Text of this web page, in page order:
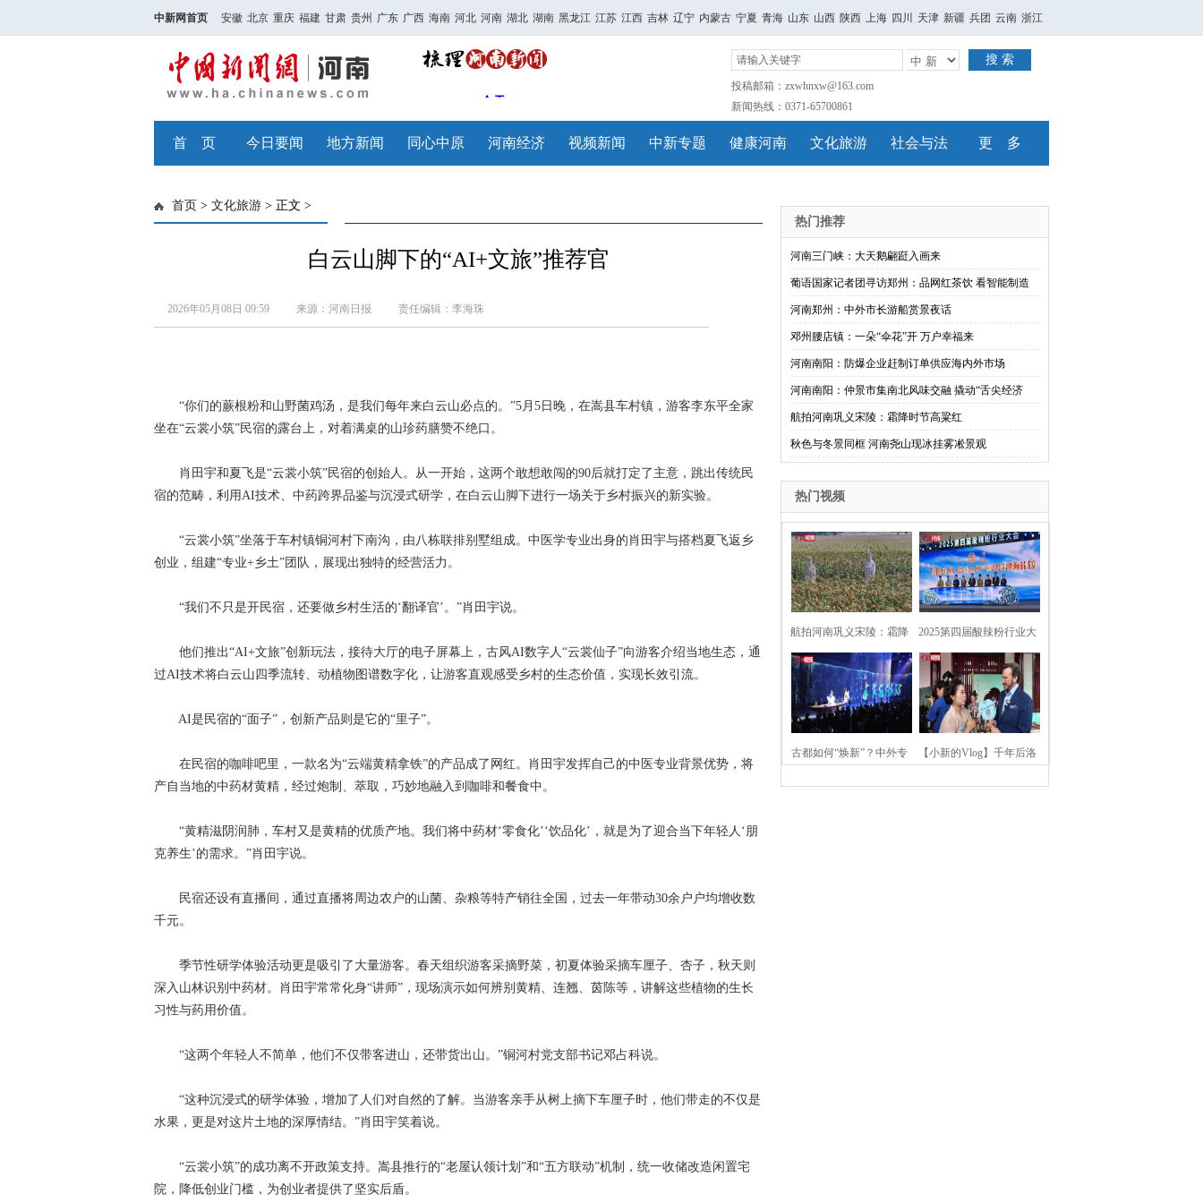
中新网首页 安徽 北京 重庆 福建 甘肃 贵州 广东 广西 海南 河北 河南 湖北 湖南 黑龙江 江苏 江西 吉林 辽宁 内蒙古 宁夏 青海 山东 山西 陕西 上海 四川 天津 新疆 兵团 云南 浙江
搜 索
投稿邮箱：zxwhnxw@163.com
新闻热线：0371-65700861
首 页 今日要闻 地方新闻 同心中原 河南经济 视频新闻 中新专题 健康河南 文化旅游 社会与法 更 多
首页 > 文化旅游 > 正文 >
白云山脚下的“AI+文旅”推荐官
2026年05月08日 09:59 来源：河南日报 责任编辑：李海珠
“你们的蕨根粉和山野菌鸡汤，是我们每年来白云山必点的。”5月5日晚，在嵩县车村镇，游客李东平全家
坐在“云裳小筑”民宿的露台上，对着满桌的山珍药膳赞不绝口。
肖田宇和夏飞是“云裳小筑”民宿的创始人。从一开始，这两个敢想敢闯的90后就打定了主意，跳出传统民
宿的范畴，利用AI技术、中药跨界品鉴与沉浸式研学，在白云山脚下进行一场关于乡村振兴的新实验。
“云裳小筑”坐落于车村镇铜河村下南沟，由八栋联排别墅组成。中医学专业出身的肖田宇与搭档夏飞返乡
创业，组建“专业+乡土”团队，展现出独特的经营活力。
“我们不只是开民宿，还要做乡村生活的‘翻译官’。”肖田宇说。
他们推出“AI+文旅”创新玩法，接待大厅的电子屏幕上，古风AI数字人“云裳仙子”向游客介绍当地生态，通
过AI技术将白云山四季流转、动植物图谱数字化，让游客直观感受乡村的生态价值，实现长效引流。
AI是民宿的“面子”，创新产品则是它的“里子”。
在民宿的咖啡吧里，一款名为“云端黄精拿铁”的产品成了网红。肖田宇发挥自己的中医专业背景优势，将
产自当地的中药材黄精，经过炮制、萃取，巧妙地融入到咖啡和餐食中。
“黄精滋阴润肺，车村又是黄精的优质产地。我们将中药材‘零食化’‘饮品化’，就是为了迎合当下年轻人‘朋
克养生’的需求。”肖田宇说。
民宿还设有直播间，通过直播将周边农户的山菌、杂粮等特产销往全国，过去一年带动30余户户均增收数
千元。
季节性研学体验活动更是吸引了大量游客。春天组织游客采摘野菜，初夏体验采摘车厘子、杏子，秋天则
深入山林识别中药材。肖田宇常常化身“讲师”，现场演示如何辨别黄精、连翘、茵陈等，讲解这些植物的生长
习性与药用价值。
“这两个年轻人不简单，他们不仅带客进山，还带货出山。”铜河村党支部书记邓占科说。
“这种沉浸式的研学体验，增加了人们对自然的了解。当游客亲手从树上摘下车厘子时，他们带走的不仅是
水果，更是对这片土地的深厚情结。”肖田宇笑着说。
“云裳小筑”的成功离不开政策支持。嵩县推行的“老屋认领计划”和“五方联动”机制，统一收储改造闲置宅
院，降低创业门槛，为创业者提供了坚实后盾。
热门推荐
河南三门峡：大天鹅翩跹入画来
葡语国家记者团寻访郑州：品网红茶饮 看智能制造
河南郑州：中外市长游船赏景夜话
邓州腰店镇：一朵“伞花”开 万户幸福来
河南南阳：防爆企业赶制订单供应海内外市场
河南南阳：仲景市集南北风味交融 撬动“舌尖经济
航拍河南巩义宋陵：霜降时节高粱红
秋色与冬景同框 河南尧山现冰挂雾凇景观
热门视频
航拍河南巩义宋陵：霜降
时节高粱红
2025第四届酸辣粉行业大
会在河南开封举行
古都如何“焕新”？中外专 【小新的Vlog】千年后洛